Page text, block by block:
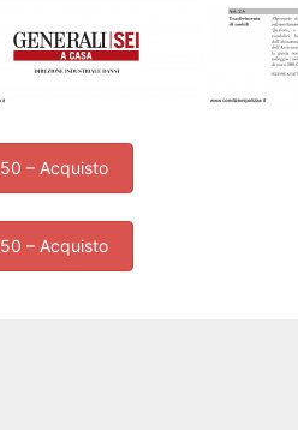
– Acquisto
– Acquisto